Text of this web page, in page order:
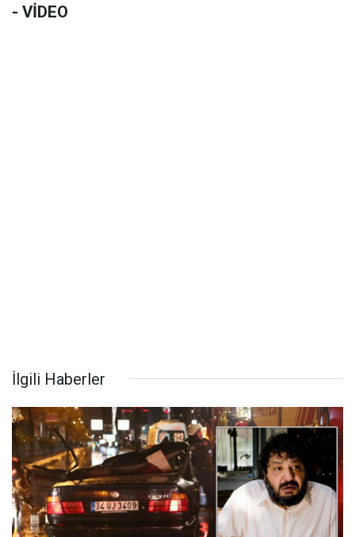
- VİDEO
İlgili Haberler